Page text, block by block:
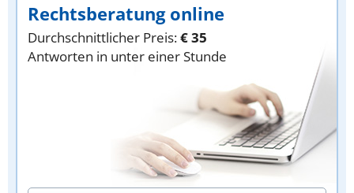
Rechtsberatung online
Durchschnittlicher Preis:€ 35
Antworten in unter einer Stunde